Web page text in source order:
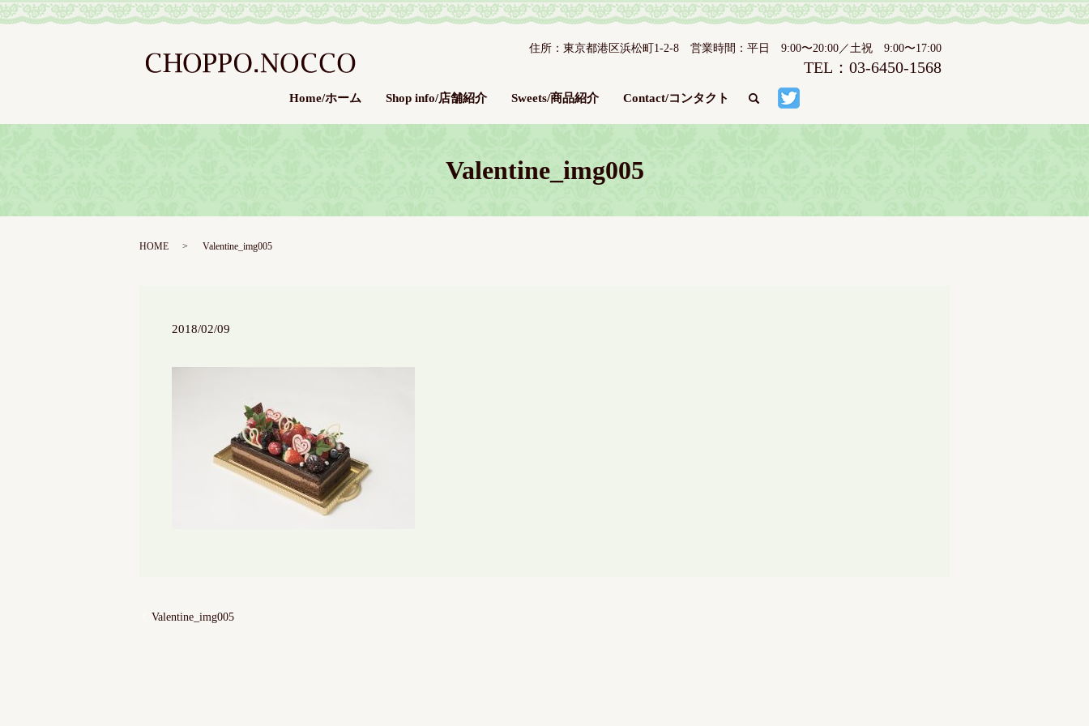
住所：東京都港区浜松町1-2-8 営業時間：平日 9:00〜20:00／土祝 9:00〜17:00
TEL：03-6450-1568
Home/ホーム Shop info/店舗紹介 Sweets/商品紹介 Contact/コンタクト search
Valentine_img005
HOME Valentine_img005
2018/02/09
Valentine_img005